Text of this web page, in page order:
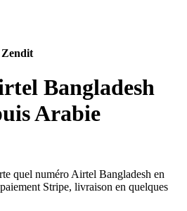
Zendit
Bangladesh
Arabie
quel numéro Airtel Bangladesh en
Stripe, livraison en quelques